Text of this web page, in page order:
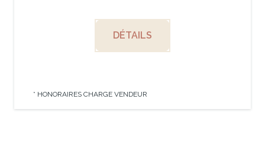
DÉTAILS
* HONORAIRES CHARGE VENDEUR